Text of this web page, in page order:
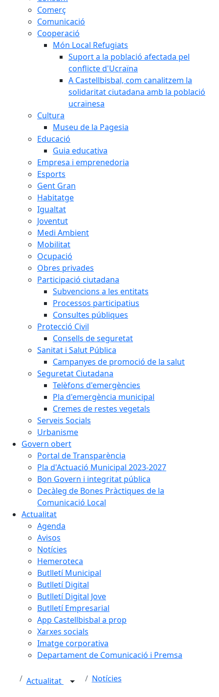
Comerç
Comunicació
Cooperació
Món Local Refugiats
Suport a la població afectada pel
conflicte d'Ucraïna
A Castellbisbal, com canalitzem la
solidaritat ciutadana amb la població
ucraïnesa
Cultura
Museu de la Pagesia
Educació
Guia educativa
Empresa i emprenedoria
Esports
Gent Gran
Habitatge
Igualtat
Joventut
Medi Ambient
Mobilitat
Ocupació
Obres privades
Participació ciutadana
Subvencions a les entitats
Processos participatius
Consultes públiques
Protecció Civil
Consells de seguretat
Sanitat i Salut Pública
Campanyes de promoció de la salut
Seguretat Ciutadana
Telèfons d'emergències
Pla d'emergència municipal
Cremes de restes vegetals
Serveis Socials
Urbanisme
Govern obert
Portal de Transparència
Pla d'Actuació Municipal 2023-2027
Bon Govern i integritat pública
Decàleg de Bones Pràctiques de la
Comunicació Local
Actualitat
Agenda
Avisos
Notícies
Hemeroteca
Butlletí Municipal
Butlletí Digital
Butlletí Digital Jove
Butlletí Empresarial
App Castellbisbal a prop
Xarxes socials
Imatge corporativa
Departament de Comunicació i Premsa
Actualitat Notícies